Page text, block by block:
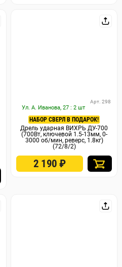
Ул. А. Иванова, 27 : 2 шт
Арт. 298
НАБОР СВЕРЛ В ПОДАРОК!
Дрель ударная ВИХРЬ ДУ-700
(700Вт, ключевой 1.5-13мм, 0-
3000 об/мин, реверс, 1.8кг)
(72/8/2)
2 190₽